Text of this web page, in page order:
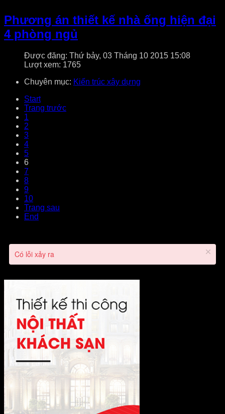
Phương án thiết kế nhà ống hiện đại
4 phòng ngủ
Được đăng: Thứ bảy, 03 Tháng 10 2015 15:08
Lượt xem: 1765
Chuyên mục: Kiến trúc xây dựng
Start
Trang trước
1
2
3
4
5
6
7
8
9
10
Trang sau
End
Có lỗi xảy ra